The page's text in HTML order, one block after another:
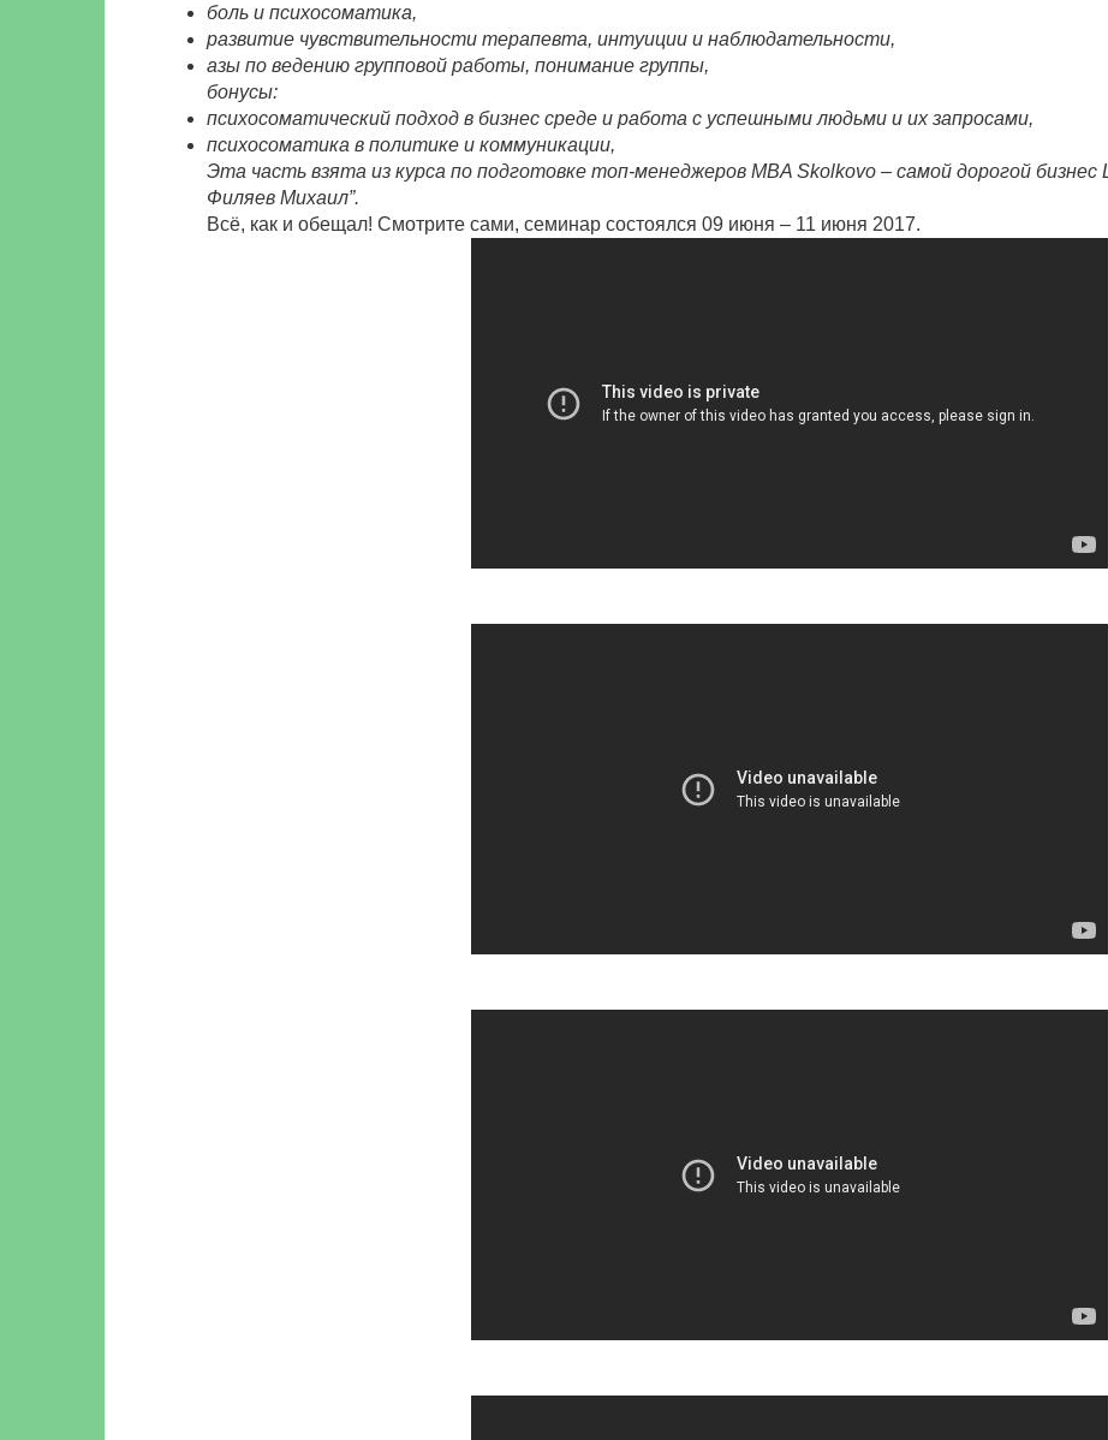
боль и психосоматика,
развитие чувствительности терапевта, интуиции и наблюдательности,
азы по ведению групповой работы, понимание группы,
бонусы:
психосоматический подход в бизнес среде и работа с успешными людьми и их запросами,
психосоматика в политике и коммуникации,
Эта часть взята из курса по подготовке топ-менеджеров MBA Skolkovo – самой дорогой
Филяев Михаил”.
Всё, как и обещал! Смотрите сами, семинар состоялся 09 июня – 11 июня 2017.